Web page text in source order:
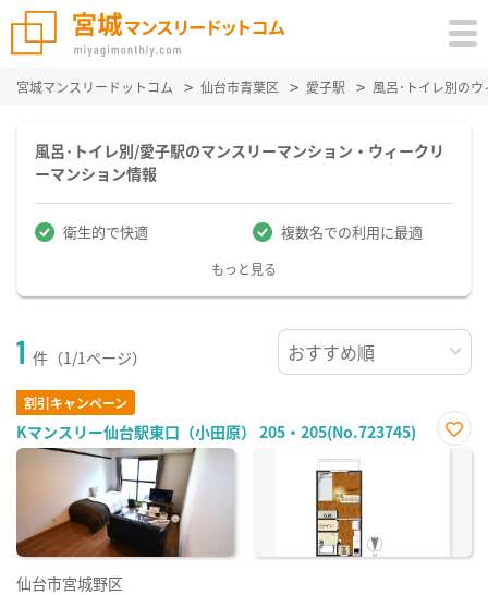
宮城マンスリードットコム 仙台市青葉区 愛子駅 風呂･トイレ別の
風呂･トイレ別/愛子駅のマンスリーマンション・ウィークリ
ーマンション情報
衛生的で快適 複数名での利用に最適
もっと見る
1 件（1/1ページ）
割引キャンペーン
Kマンスリー仙台駅東口（小田原） 205・205(No.723745)
お気
仙台市宮城野区